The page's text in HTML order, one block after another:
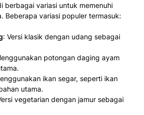
berbagai variasi untuk memenuhi
Beberapa variasi populer termasuk:
: Versi klasik dengan udang sebagai
potongan daging ayam
ikan segar, seperti ikan
utama.
vegetarian dengan jamur sebagai